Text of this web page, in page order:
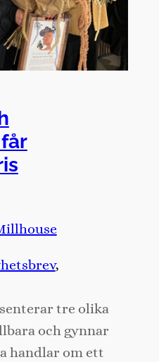
tre olika
och gynnar
handlar om ett